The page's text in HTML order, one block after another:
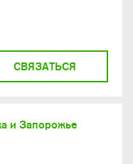
СВЯЗАТЬСЯ
и Запорожье